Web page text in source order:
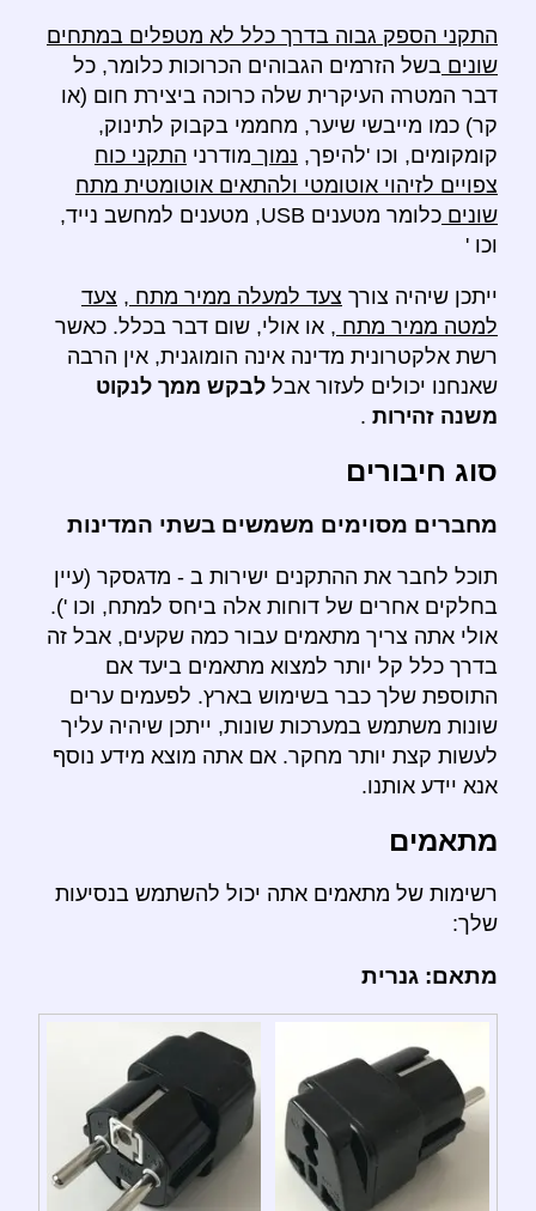
התקני הספק גבוה בדרך כלל לא מטפלים במתחים
שונים בשל הזרמים הגבוהים הכרוכות כלומר, כל
דבר המטרה העיקרית שלה כרוכה ביצירת חום (או
קר) כמו מייבשי שיער, מחממי בקבוק לתינוק,
קומקומים, וכו 'להיפך, נמוך מודרני התקני כוח
צפויים לזיהוי אוטומטי ולהתאים אוטומטית מתח
שונים
כלומר מטענים USB, מטענים למחשב נייד,
וכו '
ייתכן שיהיה צורך צעד למעלה ממיר מתח , צעד
למטה ממיר מתח , או אולי, שום דבר בכלל. כאשר
רשת אלקטרונית מדינה אינה הומוגנית, אין הרבה
שאנחנו יכולים לעזור אבל לבקש ממך לנקוט
משנה זהירות .
סוג חיבורים
מחברים מסוימים משמשים בשתי המדינות
תוכל לחבר את ההתקנים ישירות ב - מדגסקר (עיין
בחלקים אחרים של דוחות אלה ביחס למתח, וכו ').
אולי אתה צריך מתאמים עבור כמה שקעים, אבל זה
בדרך כלל קל יותר למצוא מתאמים ביעד אם
התוספת שלך כבר בשימוש בארץ. לפעמים ערים
שונות משתמש במערכות שונות, ייתכן שיהיה עליך
לעשות קצת יותר מחקר. אם אתה מוצא מידע נוסף
אנא יידע אותנו.
מתאמים
רשימות של מתאמים אתה יכול להשתמש בנסיעות
שלך:
מתאם: גנרית